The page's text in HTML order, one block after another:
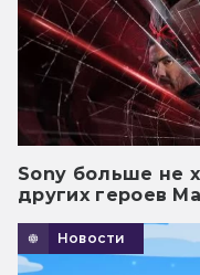
Sony больше не
других героев
Новости